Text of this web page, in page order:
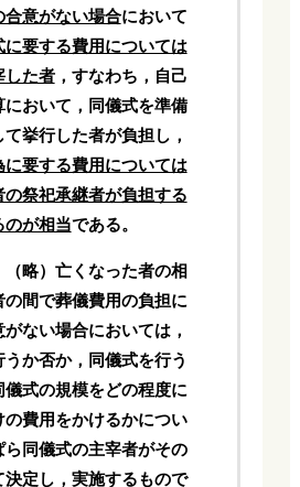
合意がない場合において
に要する費用については
した者，すなわち，自己
において，同儀式を準備
て挙行した者が負担し，
要する費用については
の祭祀承継者が負担する
のが相当である。
略）亡くなった者の相
の間で葬儀費用の負担に
ない場合においては，
か否か，同儀式を行う
儀式の規模をどの程度に
の費用をかけるかについ
ら同儀式の主宰者がその
決定し，実施するもので